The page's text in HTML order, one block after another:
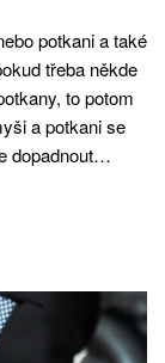
potkani a také
třeba někde
to potom
a potkani se
dopadnout…